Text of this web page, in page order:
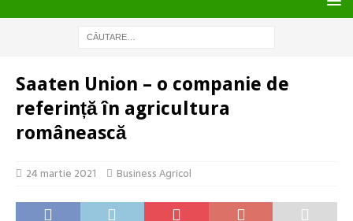
Saaten Union – o companie de
referință în agricultura
românească
24 martie 2021 Business Agricol